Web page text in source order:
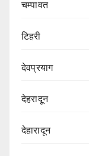
चम्पावत
टिहरी
देवप्रयाग
देहरादून
देहारादून